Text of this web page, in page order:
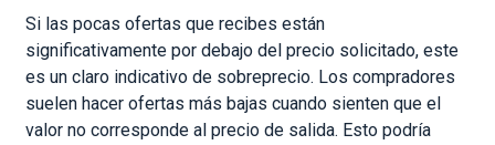
Si las pocas ofertas que recibes están
significativamente por debajo del precio solicitado, este
es un claro indicativo de sobreprecio. Los compradores
suelen hacer ofertas más bajas cuando sienten que el
valor no corresponde al precio de salida. Esto podría